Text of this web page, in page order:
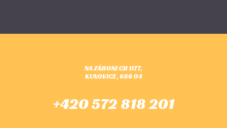
NA ZÁHONECH 1177,
KUNOVICE, 686 04
+420 572 818 201